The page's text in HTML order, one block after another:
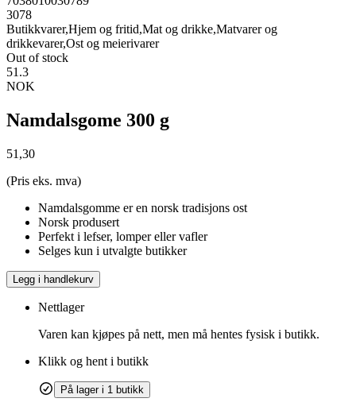
3078
Butikkvarer,Hjem og fritid,Mat og drikke,Matvarer og
drikkevarer,Ost og meierivarer
Out of stock
51.3
NOK
Namdalsgome 300 g
51,30
(Pris eks. mva)
Namdalsgomme er en norsk tradisjons ost
Norsk produsert
Perfekt i lefser, lomper eller vafler
Selges kun i utvalgte butikker
Legg i handlekurv
Nettlager
Varen kan kjøpes på nett, men må hentes fysisk i butikk.
Klikk og hent i butikk
På lager i 1 butikk